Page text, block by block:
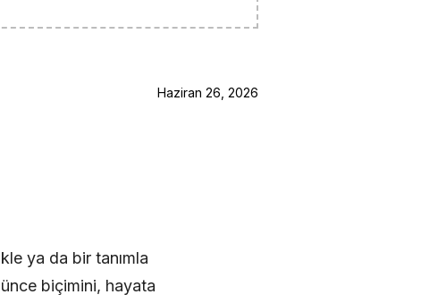
Haziran 26, 2026
ya da bir tanımla
biçimini, hayata